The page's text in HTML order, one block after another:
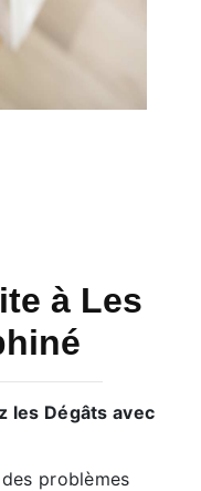
à Les
les Dégâts avec
problèmes